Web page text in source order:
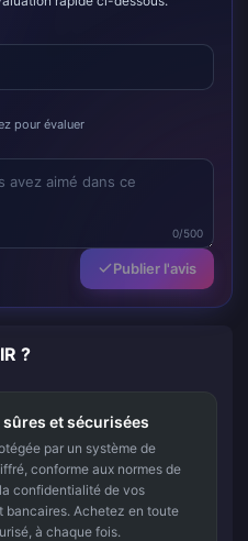
pour évaluer
0/500
Publier l'avis
?
et sécurisées
par un système de
conforme aux normes de
confidentialité de vos
bancaires. Achetez en toute
à chaque fois.